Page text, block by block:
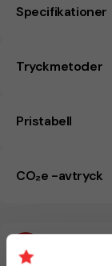
Specifikationer
Tryckmetoder
Pristabell
CO₂e -avtryck